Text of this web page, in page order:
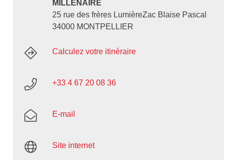
MILLENAIRE
25 rue des frères LumièreZac Blaise Pascal
34000 MONTPELLIER
Calculez votre itinéraire
+33 4 67 20 08 36
E-mail
Site internet